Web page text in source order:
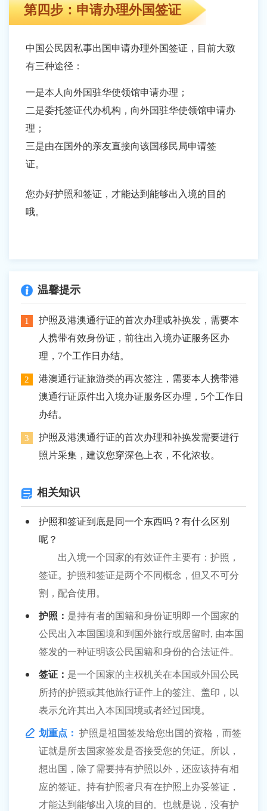
第四步：申请办理外国签证
中国公民因私事出国申请办理外国签证，目前大致
有三种途径：
一是本人向外国驻华使领馆申请办理；
二是委托签证代办机构，向外国驻华使领馆申请办
理；
三是由在国外的亲友直接向该国移民局申请签
证。
您办好护照和签证，才能达到能够出入境的目的
哦。
温馨提示
护照及港澳通行证的首次办理或补换发，需要本
人携带有效身份证，前往出入境办证服务区办
理，7个工作日办结。
港澳通行证旅游类的再次签注，需要本人携带港
澳通行证原件出入境办证服务区办理，5个工作日
办结。
护照及港澳通行证的首次办理和补换发需要进行
照片采集，建议您穿深色上衣，不化浓妆。
相关知识
护照和签证到底是同一个东西吗？有什么区别
呢？
出入境一个国家的有效证件主要有：护照，
签证。护照和签证是两个不同概念，但又不可分
割，配合使用。
护照： 是持有者的国籍和身份证明即一个国家的
公民出入本国国境和到国外旅行或居留时, 由本国
签发的一种证明该公民国籍和身份的合法证件。
签证： 是一个国家的主权机关在本国或外国公民
所持的护照或其他旅行证件上的签注、盖印，以
表示允许其出入本国国境或者经过国境。
划重点： 护照是祖国签发给您出国的资格，而签
证就是所去国家签发是否接受您的凭证。所以，
想出国，除了需要持有护照以外，还应该持有相
应的签证。持有护照者只有在护照上办妥签证，
才能达到能够出入境的目的。也就是说，没有护